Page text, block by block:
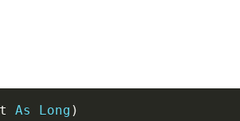
As Long )